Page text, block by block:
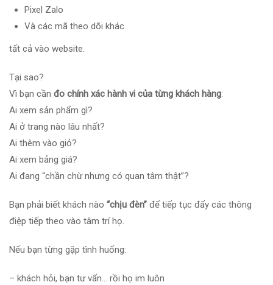
Pixel Zalo
Và các mã theo dõi khác
tất cả vào website.
Tại sao?
Vì bạn cần đo chính xác hành vi của từng khách hàng:
Ai xem sản phẩm gì?
Ai ở trang nào lâu nhất?
Ai thêm vào giỏ?
Ai xem bảng giá?
Ai đang “chần chừ nhưng có quan tâm thật”?
Bạn phải biết khách nào “chịu đèn” để tiếp tục đẩy các thông
điệp tiếp theo vào tâm trí họ.
Nếu bạn từng gặp tình huống:
– khách hỏi, bạn tư vấn… rồi họ im luôn